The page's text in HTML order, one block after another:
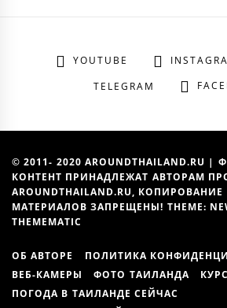
YOUTUBE
TELEGRAM
© 2011- 2020 AROUNDTHAILAND.RU
КОНТЕНТ ПРИНАДЛЕЖАТ АВТОРАМ
AROUNDTHAILAND.RU,
МАТЕРИАЛОВ ЗАПРЕЩЕНЫ! THEME:
THEMEMATIC
ОБ АВТОРЕ
ПОЛИТИКА
ВЕБ-КАМЕРЫ
ФОТО ТАИЛАНДА
ПОГОДА В ТАИЛАНДЕ СЕЙЧАС